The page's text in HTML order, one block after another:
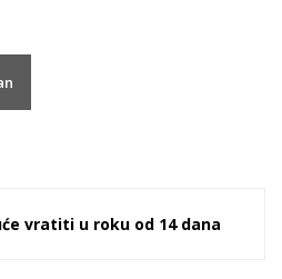
vratiti u roku od 14 dana